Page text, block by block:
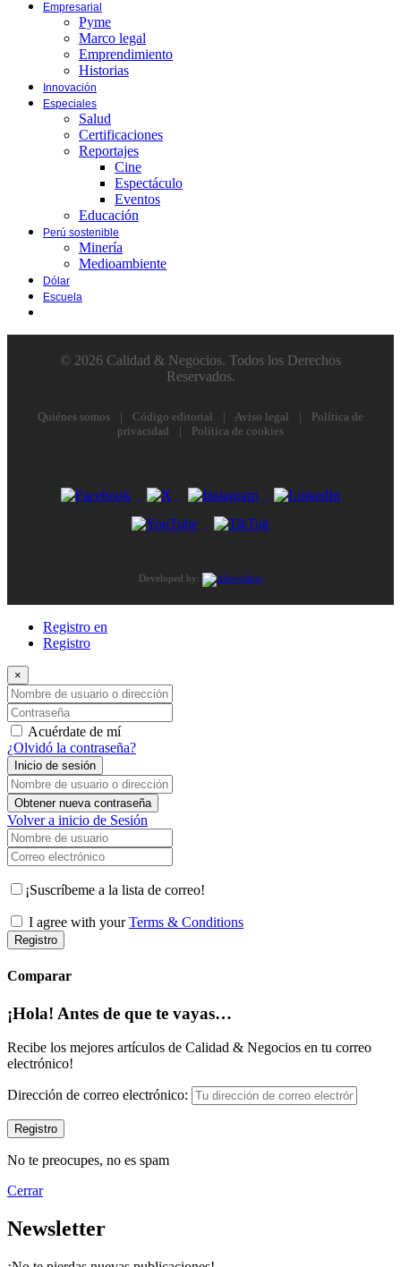
Empresarial
Pyme
Marco legal
Emprendimiento
Historias
Innovación
Especiales
Salud
Certificaciones
Reportajes
Cine
Espectáculo
Eventos
Educación
Perú sostenible
Minería
Medioambiente
Dólar
Escuela
© 2026 Calidad & Negocios. Todos los Derechos
Reservados.
Quiénes somos | Código editorial | Aviso legal |
Política de
privacidad
| Política de cookies
Developed by:
Registro en
Registro
×
Nombre de usuario o dirección de correo electrónico
Contraseña
Acuérdate de mí
¿Olvidó la contraseña?
Inicio de sesión
Nombre de usuario o dirección de correo electrónico
Obtener nueva contraseña
Volver a inicio de Sesión
Nombre de usuario
Correo electrónico
¡Suscríbeme a la lista de correo!
I agree with yourTerms & Conditions
Registro
Comparar
¡Hola! Antes de que te vayas…
Recibe los mejores artículos de Calidad & Negocios en tu correo
electrónico!
Dirección de correo electrónico:
No te preocupes, no es spam
Cerrar
Newsletter